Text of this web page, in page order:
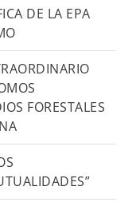
DE LA EPA
FORESTALES